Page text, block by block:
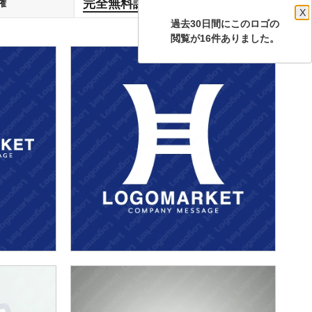
過去30日間にこのロゴの
X
閲覧が16件ありました。